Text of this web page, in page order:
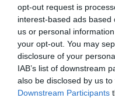
opt-out request is
interest-based ads
us or personal
your opt-out. You may
disclosure of your
IAB’s list of downstream
also be disclosed by us
Downstream Participants
– Keveset mondtál,
Megosztás: Facebook
Címkék: szerelem ,
Miklós Joe, tűz